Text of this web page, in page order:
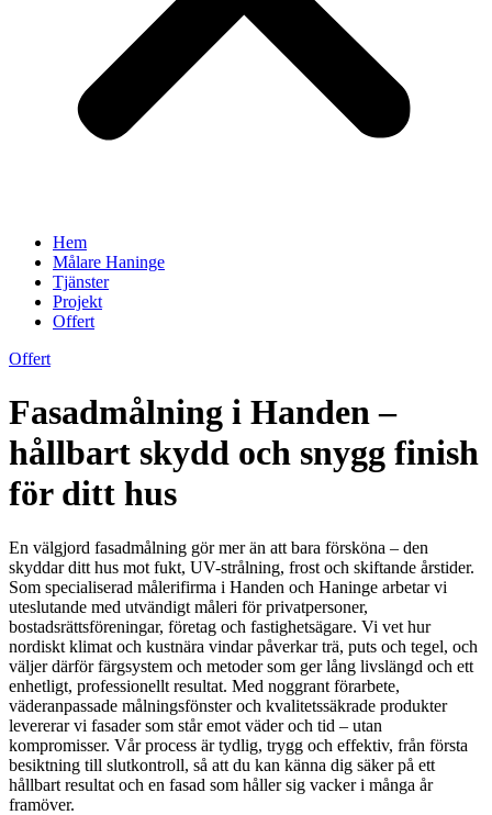
Hem
Målare Haninge
Tjänster
Projekt
Offert
Offert
Fasadmålning i Handen –
hållbart skydd och snygg finish
för ditt hus
En välgjord fasadmålning gör mer än att bara försköna – den
skyddar ditt hus mot fukt, UV-strålning, frost och skiftande årstider.
Som specialiserad målerifirma i Handen och Haninge arbetar vi
uteslutande med utvändigt måleri för privatpersoner,
bostadsrättsföreningar, företag och fastighetsägare. Vi vet hur
nordiskt klimat och kustnära vindar påverkar trä, puts och tegel, och
väljer därför färgsystem och metoder som ger lång livslängd och ett
enhetligt, professionellt resultat. Med noggrant förarbete,
väderanpassade målningsfönster och kvalitetssäkrade produkter
levererar vi fasader som står emot väder och tid – utan
kompromisser. Vår process är tydlig, trygg och effektiv, från första
besiktning till slutkontroll, så att du kan känna dig säker på ett
hållbart resultat och en fasad som håller sig vacker i många år
framöver.